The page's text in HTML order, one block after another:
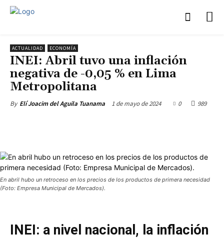
ACTUALIDAD ECONOMÍA
INEI: Abril tuvo una inflación
negativa de -0,05 % en Lima
Metropolitana
By Elí Joacim del Aguila Tuanama 1 de mayo de 2024 0 989
En abril hubo un retroceso en los precios de los productos de primera necesidad
(Foto: Empresa Municipal de Mercados).
INEI: a nivel nacional, la inflación